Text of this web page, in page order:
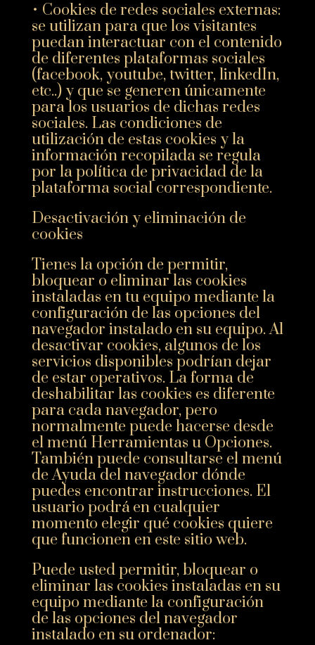
• Cookies de redes sociales externas:
se utilizan para que los visitantes
puedan interactuar con el contenido
de diferentes plataformas sociales
(facebook, youtube, twitter, linkedIn,
etc..) y que se generen únicamente
para los usuarios de dichas redes
sociales. Las condiciones de
utilización de estas cookies y la
información recopilada se regula
por la política de privacidad de la
plataforma social correspondiente.
Desactivación y eliminación de
cookies
Tienes la opción de permitir,
bloquear o eliminar las cookies
instaladas en tu equipo mediante la
configuración de las opciones del
navegador instalado en su equipo. Al
desactivar cookies, algunos de los
servicios disponibles podrían dejar
de estar operativos. La forma de
deshabilitar las cookies es diferente
para cada navegador, pero
normalmente puede hacerse desde
el menú Herramientas u Opciones.
También puede consultarse el menú
de Ayuda del navegador dónde
puedes encontrar instrucciones. El
usuario podrá en cualquier
momento elegir qué cookies quiere
que funcionen en este sitio web.
Puede usted permitir, bloquear o
eliminar las cookies instaladas en su
equipo mediante la configuración
de las opciones del navegador
instalado en su ordenador: